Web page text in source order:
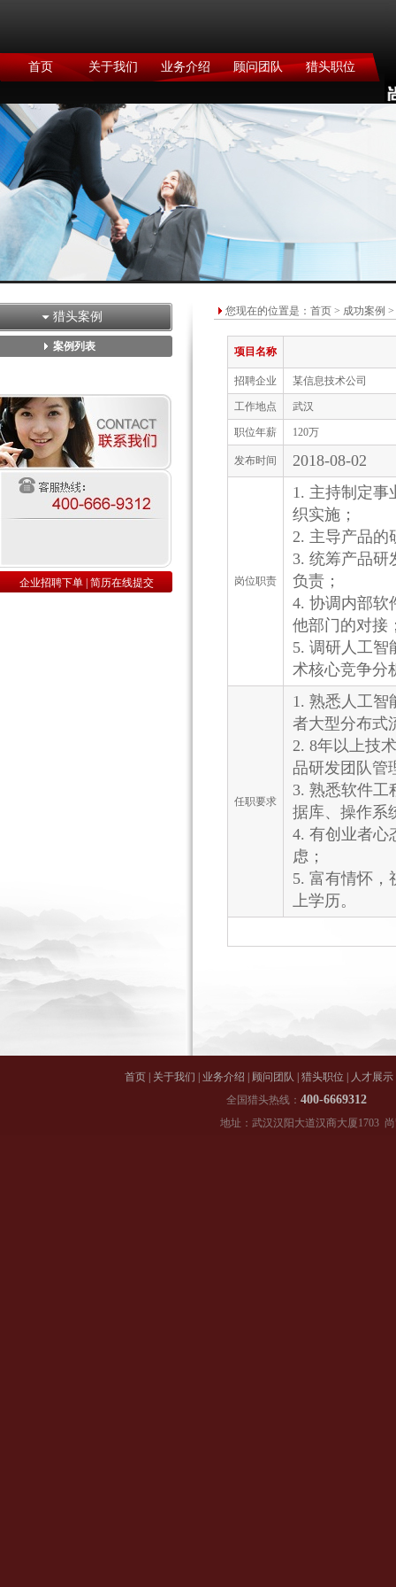
首页 关于我们 业务介绍 顾问团队 猎头职位
猎头案例
案例列表
企业招聘下单 简历在线提交
您现在的位置是： 首页 > 成功案例 >
项目名称
招聘企业 某信息技术公司
工作地点 武汉
职位年薪 120万
发布时间 2018-08-02
岗位职责
1. 主持制定事
织实施；
2. 主导产品的
3. 统筹产品研
负责；
4. 协调内部软
他部门的对接
5. 调研人工智
术核心竞争分
任职要求
1. 熟悉人工智
者大型分布式
2. 8年以上技
品研发团队管
3. 熟悉软件工
据库、操作系
4. 有创业者心
虑；
5. 富有情怀，
上学历。
首页 关于我们 业务介绍 顾问团队 猎头职位 人才展示
全国猎头热线： 400-
地址：武汉汉阳大道汉商大厦1703